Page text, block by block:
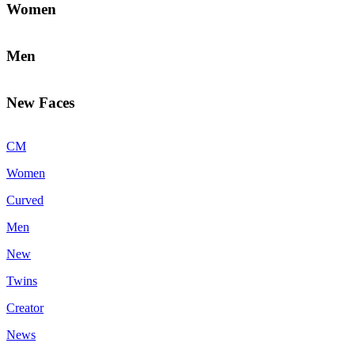
Women
Men
New Faces
CM
Women
Curved
Men
New
Twins
Creator
News